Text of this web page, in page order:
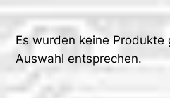
Es wurden keine
Auswahl entsprechen.